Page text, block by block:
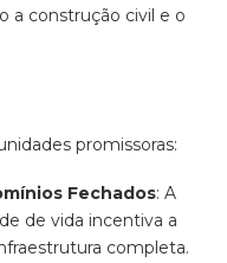
a construção civil e o
promissoras:
Fechados: A
de vida incentiva a
completa.